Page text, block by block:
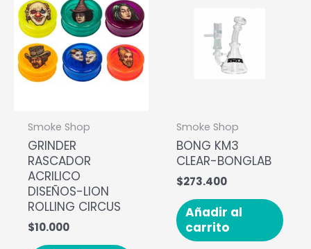
Smoke Shop
GRINDER
RASCADOR
ACRILICO
DISEÑOS-LION
ROLLING CIRCUS
$10.000
Smoke Shop
BONG KM3
CLEAR-BONGLAB
$273.400
Añadir al
carrito